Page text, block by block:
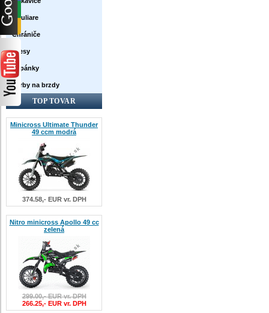
Okuliare
Chrániče
Dresy
Topánky
Farby na brzdy
TOP TOVAR
Minicross Ultimate Thunder
49 ccm modrá
374.58,- EUR vr. DPH
Nitro minicross Apollo 49 cc
zelená
299.00,- EUR vr. DPH
266.25,- EUR vr. DPH